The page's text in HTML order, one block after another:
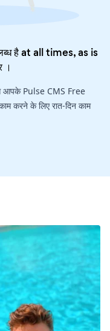
है at all times, as is
।
आपके Pulse CMS Free
करने के लिए रात-दिन काम